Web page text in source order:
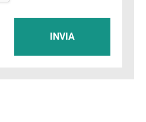
INVIA